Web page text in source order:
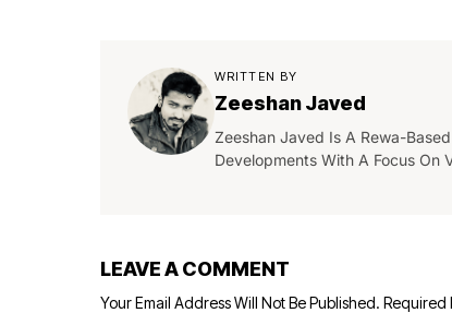
WRITTEN BY
Zeeshan Javed
Zeeshan Javed Is A Rewa-
Developments With A Focus On
LEAVE A COMMENT
Your Email Address Will Not Be Published. Required